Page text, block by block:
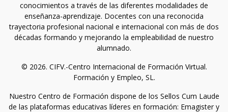
conocimientos a través de las diferentes modalidades de
enseñanza-aprendizaje. Docentes con una reconocida
trayectoria profesional nacional e internacional con más de dos
décadas formando y mejorando la empleabilidad de nuestro
alumnado.
© 2026. CIFV.-Centro Internacional de Formación Virtual.
Formación y Empleo, SL.
Nuestro Centro de Formación dispone de los Sellos Cum Laude
de las plataformas educativas líderes en formación: Emagister y